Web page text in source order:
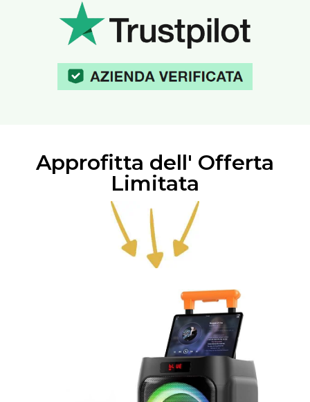
Approfitta dell' Offerta
Limitata